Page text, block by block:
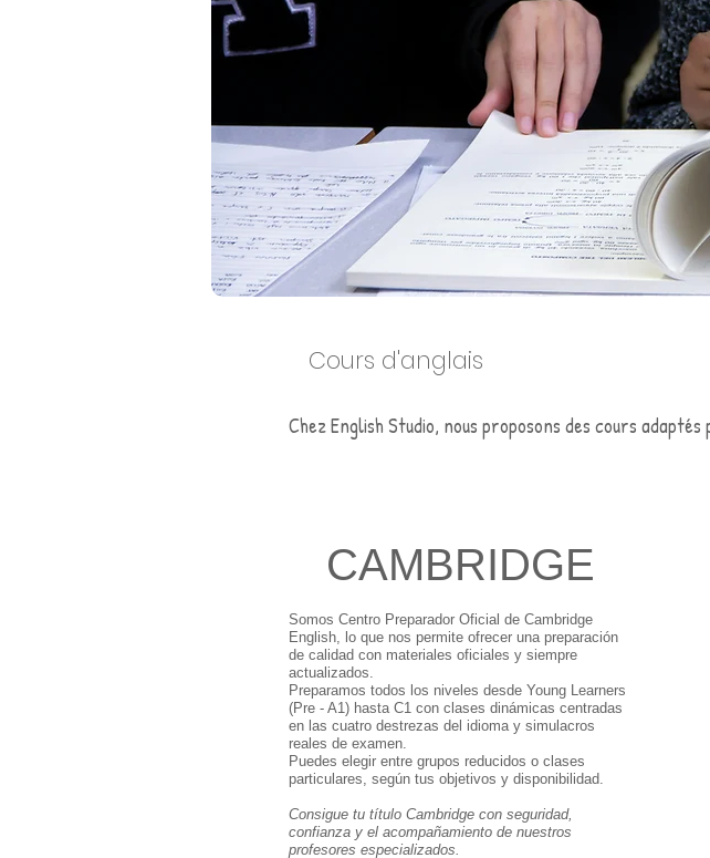
Cours d'anglais
Chez English Studio, nous proposons des cours
CAMBRIDGE
Somos Centro Preparador Oficial de Cambridge
English, lo que nos permite ofrecer una preparación
de calidad con materiales oficiales y siempre
actualizados.
Preparamos todos los niveles desde Young Learners
(Pre - A1) hasta C1 con clases dinámicas centradas
en las cuatro destrezas del idioma y simulacros
reales de examen.
Puedes elegir entre grupos reducidos o clases
particulares, según tus objetivos y disponibilidad.
Consigue tu título Cambridge con seguridad,
confianza y el acompañamiento de nuestros
profesores especializados.